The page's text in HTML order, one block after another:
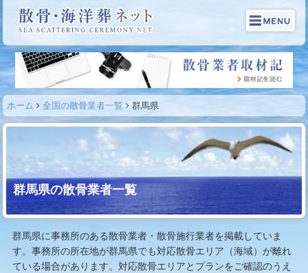
ホーム 全国の散骨業者一覧 群馬県
群馬県の散骨業者一覧
群馬県に事務所のある散骨業者・散骨施行業者を掲載していま
す。事務所の所在地が群馬県でも対応散骨エリア（海域）が離れ
ている場合があります。対応散骨エリアとプランをご確認のうえ